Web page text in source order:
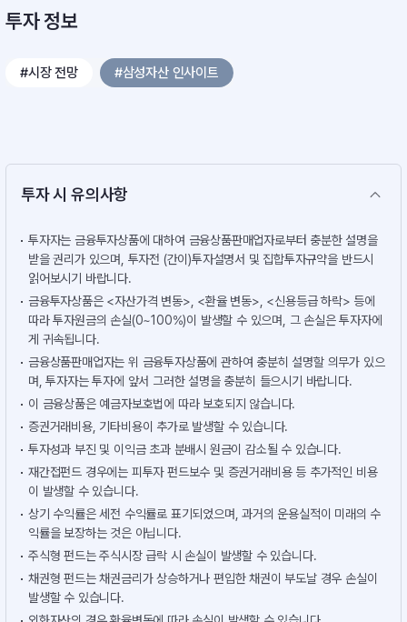
투자 정보
#시장 전망 #삼성자산 인사이트
투자 시 유의사항
투자자는 금융투자상품에 대하여 금융상품판매업자로부터 충분한 설명을
받을 권리가 있으며, 투자전 (간이)투자설명서 및 집합투자규약을 반드시
읽어보시기 바랍니다.
금융투자상품은 <자산가격 변동>, <환율 변동>, <신용등급 하락> 등에
따라 투자원금의 손실(0~100%)이 발생할 수 있으며, 그 손실은 투자자에
게 귀속됩니다.
금융상품판매업자는 위 금융투자상품에 관하여 충분히 설명할 의무가 있으
며, 투자자는 투자에 앞서 그러한 설명을 충분히 들으시기 바랍니다.
이 금융상품은 예금자보호법에 따라 보호되지 않습니다.
증권거래비용, 기타비용이 추가로 발생할 수 있습니다.
투자성과 부진 및 이익금 초과 분배시 원금이 감소될 수 있습니다.
재간접펀드 경우에는 피투자 펀드보수 및 증권거래비용 등 추가적인 비용
이 발생할 수 있습니다.
상기 수익률은 세전 수익률로 표기되었으며, 과거의 운용실적이 미래의 수
익률을 보장하는 것은 아닙니다.
주식형 펀드는 주식시장 급락 시 손실이 발생할 수 있습니다.
채권형 펀드는 채권금리가 상승하거나 편입한 채권이 부도날 경우 손실이
발생할 수 있습니다.